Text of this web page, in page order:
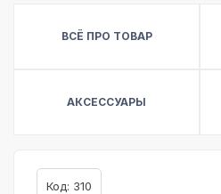
ВСЁ ПРО ТОВАР
АКСЕССУАРЫ
Код: 310